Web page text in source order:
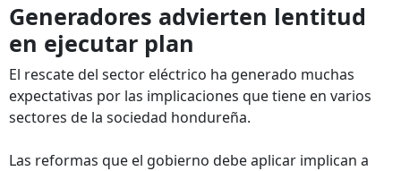
Generadores advierten lentitud
en ejecutar plan
El rescate del sector eléctrico ha generado muchas
expectativas por las implicaciones que tiene en varios
sectores de la sociedad hondureña.
Las reformas que el gobierno debe aplicar implican a